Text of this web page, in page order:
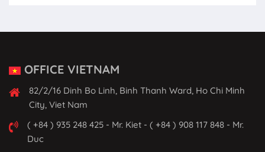
OFFICE VIETNAM
82/2/16 Dinh Bo Linh, Binh Thanh Ward, Ho Chi Minh
City, Viet Nam
( +84 ) 935 248 425 - Mr. Kiet - ( +84 ) 908 117 848 - Mr.
Duc